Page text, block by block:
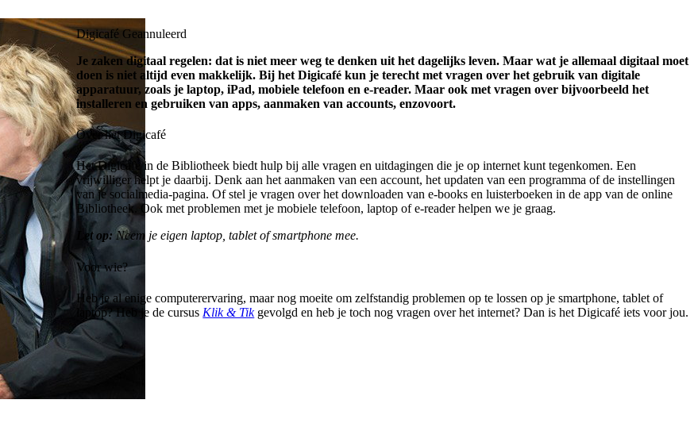
DigicaféGeannuleerd
Je zaken digitaal regelen: dat is niet meer weg te denken uit het dagelijks leven. Maar wat je allemaal digitaal moet
doen is niet altijd even makkelijk. Bij het Digicafé kun je terecht met vragen over het gebruik van digitale
apparatuur, zoals je laptop, iPad, mobiele telefoon en e-reader. Maar ook met vragen over bijvoorbeeld het
installeren en gebruiken van apps, aanmaken van accounts, enzovoort.
Over het Digicafé
Het Digicafé in de Bibliotheek biedt hulp bij alle vragen en uitdagingen die je op internet kunt tegenkomen. Een
vrijwilliger helpt je daarbij. Denk aan het aanmaken van een account, het updaten van een programma of de instellingen
van je socialmedia-pagina. Of stel je vragen over het downloaden van e-books en luisterboeken in de app van de online
Bibliotheek. Ook met problemen met je mobiele telefoon, laptop of e-reader helpen we je graag.
Let op: Neem je eigen laptop, tablet of smartphone mee.
Voor wie?
Heb je al enige computerervaring, maar nog moeite om zelfstandig problemen op te lossen op je smartphone, tablet of
laptop? Heb je de cursus Klik & Tikgevolgd en heb je toch nog vragen over het internet? Dan is het Digicafé iets voor jou.